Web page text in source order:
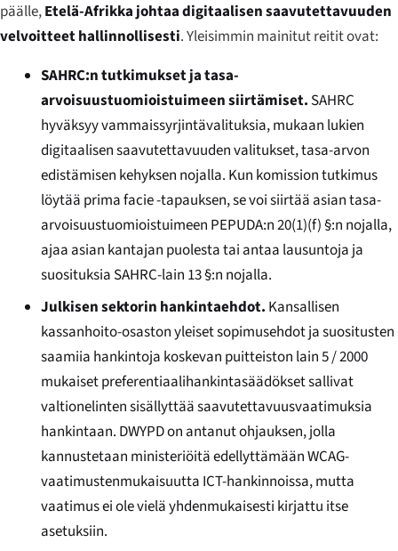
päälle,Etelä-Afrikka johtaa digitaalisen saavutettavuuden
velvoitteet hallinnollisesti. Yleisimmin mainitut reitit ovat:
SAHRC:n tutkimukset ja tasa-
arvoisuustuomioistuimeen siirtämiset. SAHRC
hyväksyy vammaissyrjintävalituksia, mukaan lukien
digitaalisen saavutettavuuden valitukset, tasa-arvon
edistämisen kehyksen nojalla. Kun komission tutkimus
löytää prima facie -tapauksen, se voi siirtää asian tasa-
arvoisuustuomioistuimeen PEPUDA:n 20(1)(f) §:n nojalla,
ajaa asian kantajan puolesta tai antaa lausuntoja ja
suosituksia SAHRC-lain 13 §:n nojalla.
Julkisen sektorin hankintaehdot. Kansallisen
kassanhoito-osaston yleiset sopimusehdot ja suositusten
saamiia hankintoja koskevan puitteiston lain 5 / 2000
mukaiset preferentiaalihankintasäädökset sallivat
valtionelinten sisällyttää saavutettavuusvaatimuksia
hankintaan. DWYPD on antanut ohjauksen, jolla
kannustetaan ministeriöitä edellyttämään WCAG-
vaatimustenmukaisuutta ICT-hankinnoissa, mutta
vaatimus ei ole vielä yhdenmukaisesti kirjattu itse
asetuksiin.